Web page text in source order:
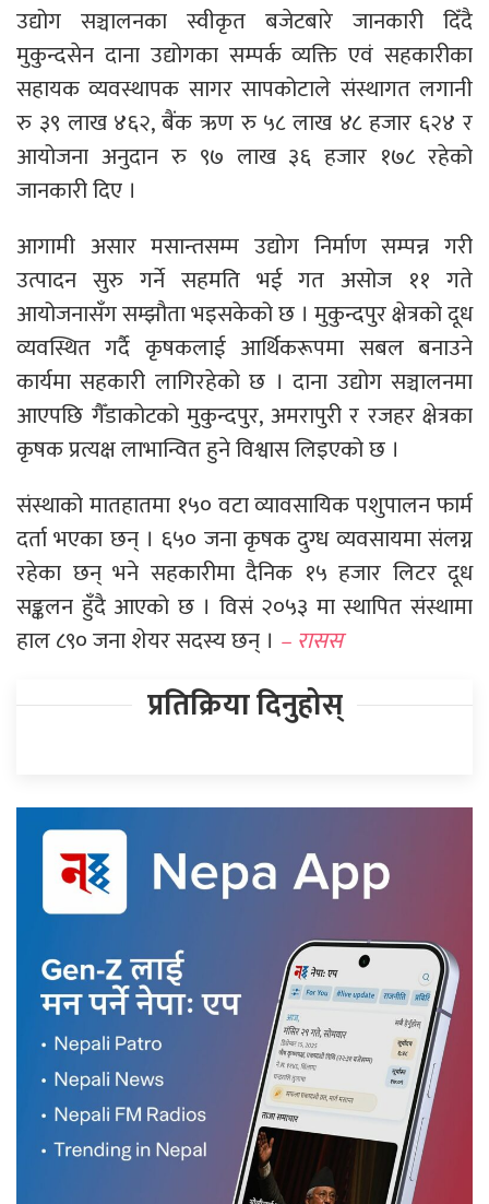
उद्योग सञ्चालनका स्वीकृत बजेटबारे जानकारी दिँदै
मुकुन्दसेन दाना उद्योगका सम्पर्क व्यक्ति एवं सहकारीका
सहायक व्यवस्थापक सागर सापकोटाले संस्थागत लगानी
रु ३९ लाख ४६२, बैंक ऋण रु ५८ लाख ४८ हजार ६२४ र
आयोजना अनुदान रु ९७ लाख ३६ हजार १७८ रहेको
जानकारी दिए ।
आगामी असार मसान्तसम्म उद्योग निर्माण सम्पन्न गरी
उत्पादन सुरु गर्ने सहमति भई गत असोज ११ गते
आयोजनासँग सम्झौता भइसकेको छ । मुकुन्दपुर क्षेत्रको दूध
व्यवस्थित गर्दै कृषकलाई आर्थिकरूपमा सबल बनाउने
कार्यमा सहकारी लागिरहेको छ । दाना उद्योग सञ्चालनमा
आएपछि गैँडाकोटको मुकुन्दपुर, अमरापुरी र रजहर क्षेत्रका
कृषक प्रत्यक्ष लाभान्वित हुने विश्वास लिइएको छ ।
संस्थाको मातहातमा १५० वटा व्यावसायिक पशुपालन फार्म
दर्ता भएका छन् । ६५० जना कृषक दुग्ध व्यवसायमा संलग्न
रहेका छन् भने सहकारीमा दैनिक १५ हजार लिटर दूध
सङ्कलन हुँदै आएको छ । विसं २०५३ मा स्थापित संस्थामा
हाल ८९० जना शेयर सदस्य छन् । – रासस
प्रतिक्रिया दिनुहोस्